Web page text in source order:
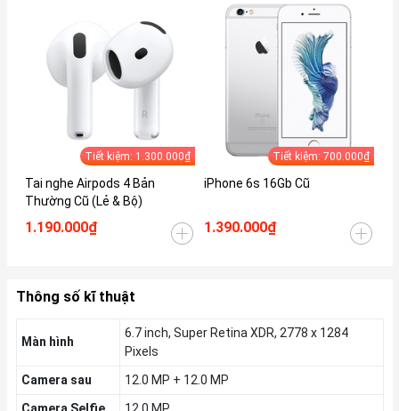
Tiết kiệm: 1.300.000₫
Tai nghe Airpods 4 Bản
Thường Cũ (Lẻ & Bộ)
1.190.000₫
Tiết kiệm: 700.000₫
iPhone 6s 16Gb Cũ
1.390.000₫
Thông số kĩ thuật
Màn hình
6.7 inch, Super Retina XDR, 2778 x 1284
Pixels
Camera sau
12.0 MP + 12.0 MP